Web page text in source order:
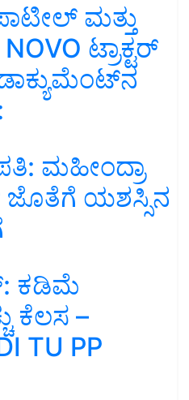
ಮತ್ತು
ಟ್ರಾಕ್ಟರ್
ಮಹೀಂದ್ರಾ
ಜೊತೆಗೆ ಯಶಸ್ಸಿನ
ಕಡಿಮೆ
ಕೆಲಸ –
TU PP